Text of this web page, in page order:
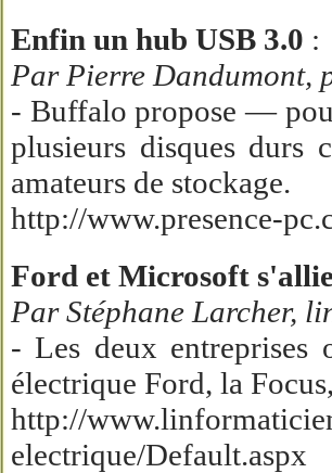
Enfin un hub USB 3.0 :
Par Pierre Dandumont,
- Buffalo propose —
plusieurs disques durs
amateurs de stockage.
http://www.presence-
Ford et Microsoft
Par Stéphane Larcher,
- Les deux entreprises
électrique Ford, la
http://
electrique/Default.aspx